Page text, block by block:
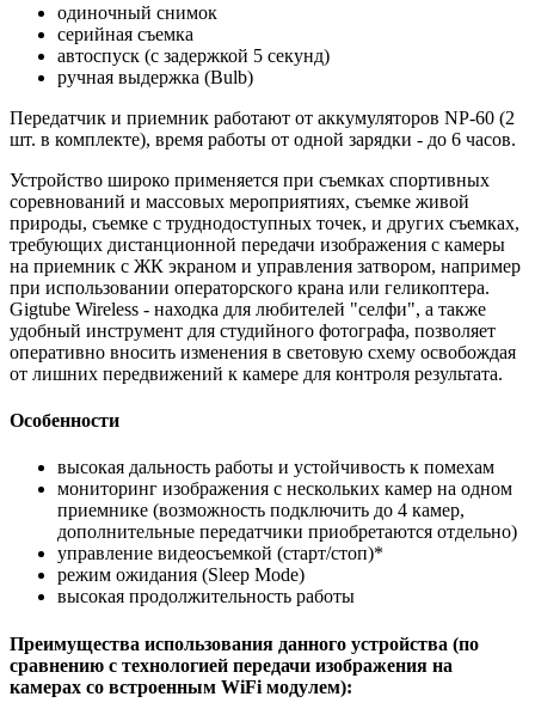
одиночный снимок
серийная съемка
автоспуск (с задержкой 5 секунд)
ручная выдержка (Bulb)
Передатчик и приемник работают от аккумуляторов NP-60 (2
шт. в комплекте), время работы от одной зарядки - до 6 часов.
Устройство широко применяется при съемках спортивных
соревнований и массовых мероприятиях, съемке живой
природы, съемке с труднодоступных точек, и других съемках,
требующих дистанционной передачи изображения с камеры
на приемник с ЖК экраном и управления затвором, например
при использовании операторского крана или геликоптера.
Gigtube Wireless - находка для любителей "селфи", а также
удобный инструмент для студийного фотографа, позволяет
оперативно вносить изменения в световую схему освобождая
от лишних передвижений к камере для контроля результата.
Особенности
высокая дальность работы и устойчивость к помехам
мониторинг изображения с нескольких камер на одном
приемнике (возможность подключить до 4 камер,
дополнительные передатчики приобретаются отдельно)
управление видеосъемкой (старт/стоп)*
режим ожидания (Sleep Mode)
высокая продолжительность работы
Преимущества использования данного устройства (по
сравнению с технологией передачи изображения на
камерах со встроенным WiFi модулем):